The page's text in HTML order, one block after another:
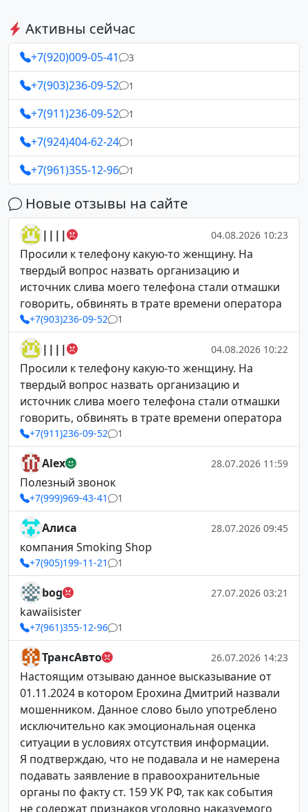
Активны сейчас
+7(920)009-05-41 3
+7(903)236-09-52 1
+7(911)236-09-52 1
+7(924)404-62-24 1
+7(961)355-12-96 1
Новые отзывы на сайте
|||| 04.08.2026 10:23
Просили к телефону какую-то женщину. На
твердый вопрос назвать организацию и
источник слива моего телефона стали отмашки
говорить, обвинять в трате времени оператора
+7(903)236-09-52 1
|||| 04.08.2026 10:22
Просили к телефону какую-то женщину. На
твердый вопрос назвать организацию и
источник слива моего телефона стали отмашки
говорить, обвинять в трате времени оператора
+7(911)236-09-52 1
Alex 28.07.2026 11:59
Полезный звонок
+7(999)969-43-41 1
Алиса 28.07.2026 09:45
компания Smoking Shop
+7(905)199-11-21 1
bog 27.07.2026 03:21
kawaiisister
+7(961)355-12-96 1
ТрансАвто 26.07.2026 14:23
Настоящим отзываю данное высказывание от
01.11.2024 в котором Ерохина Дмитрий назвали
мошенником. Данное слово было употреблено
исключительно как эмоциональная оценка
ситуации в условиях отсутствия информации.
Я подтверждаю, что не подавала и не намерена
подавать заявление в правоохранительные
органы по факту ст. 159 УК РФ, так как события
не содержат признаков уголовно наказуемого